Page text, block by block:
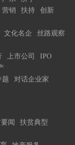
营销 扶持
创新
文化名企
丝路观察
上市公司
IPO
题
对话企业家
闻
扶贫典型